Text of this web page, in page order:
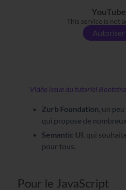
YouTube
This service is not
Autoriser
Vidéo issue du tutoriel
Zurb Foundation, un
qui propose de
Semantic UI, qui
pour tous.
Pour le JavaScript